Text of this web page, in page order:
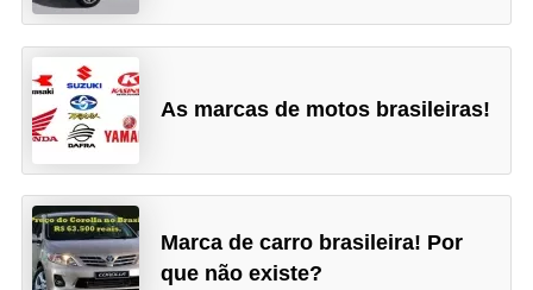
As marcas de motos brasileiras!
Marca de carro brasileira! Por
que não existe?
g
u
r
a
n
ç
a
e